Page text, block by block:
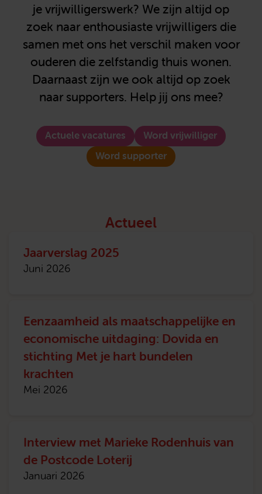
je vrijwilligerswerk? We zijn altijd op
zoek naar enthousiaste vrijwilligers die
samen met ons het verschil maken voor
ouderen die zelfstandig thuis wonen.
Daarnaast zijn we ook altijd op zoek
naar supporters. Help jij ons mee?
Actuele vacatures
Word vrijwilliger
Word supporter
Actueel
Jaarverslag 2025
Juni 2026
Eenzaamheid als maatschappelijke en
economische uitdaging: Dovida en
stichting Met je hart bundelen
krachten
Mei 2026
Interview met Marieke Rodenhuis van
de Postcode Loterij
Januari 2026